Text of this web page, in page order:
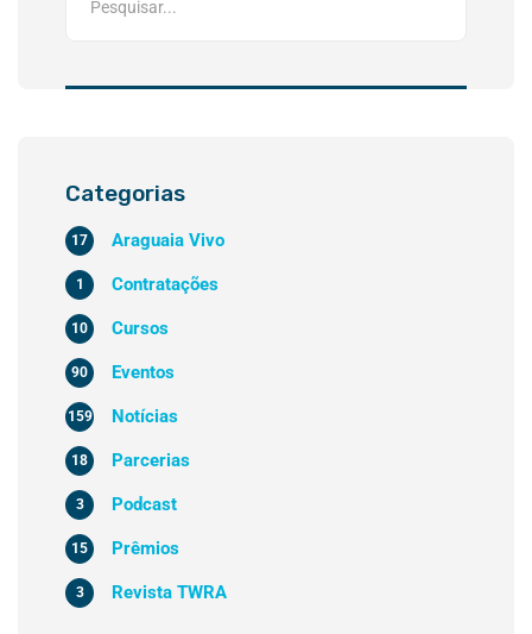
Categorias
Araguaia Vivo
17
Contratações
1
Cursos
10
Eventos
90
Notícias
159
Parcerias
18
Podcast
3
Prêmios
15
Revista TWRA
3